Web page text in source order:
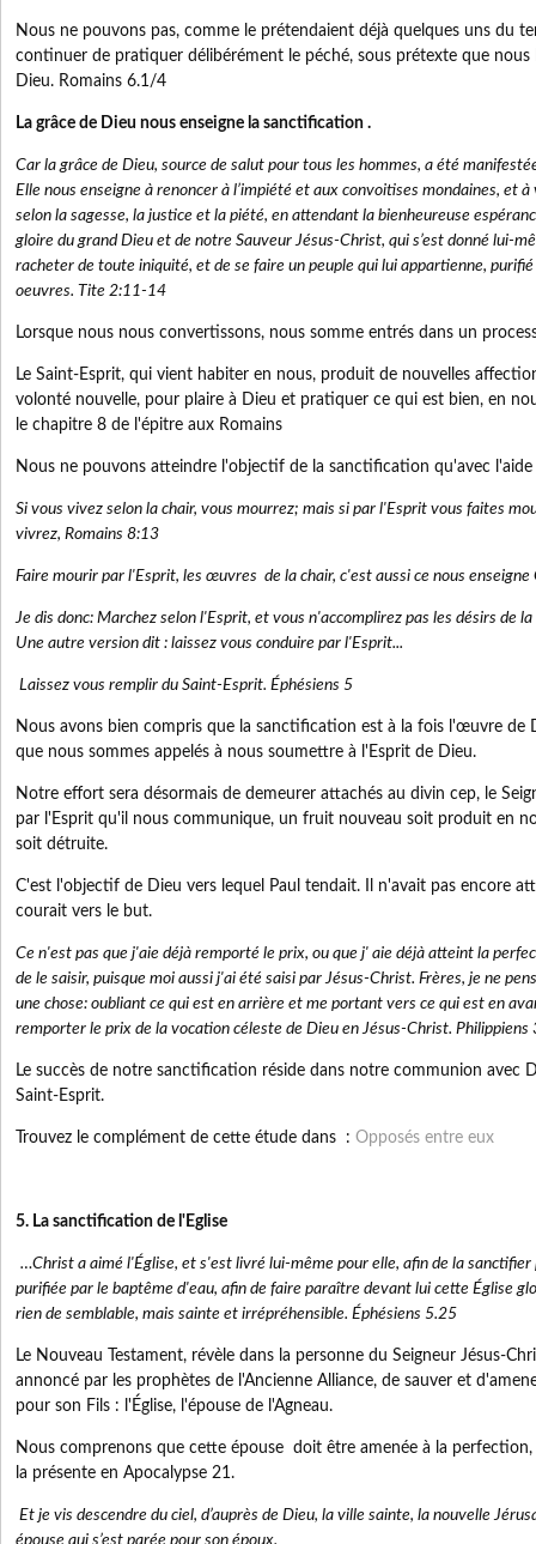
Nous ne pouvons pas, comme le prétendaient déjà quelques uns du
continuer de pratiquer délibérément le péché, sous prétexte que nous
Dieu. Romains 6.1/4
La grâce de Dieu nous enseigne la sanctification .
Car la grâce de Dieu, source de salut pour tous les hommes, a été
Elle nous enseigne à renoncer à l’impiété et aux convoitises mondaines, et
selon la sagesse, la justice et la piété, en attendant la bienheureuse
gloire du grand Dieu et de notre Sauveur Jésus-Christ, qui s’est donné lui-
racheter de toute iniquité, et de se faire un peuple qui lui appartienne,
oeuvres. Tite 2:11-14
Lorsque nous nous convertissons, nous somme entrés dans un
Le Saint-Esprit, qui vient habiter en nous, produit de nouvelles
volonté nouvelle, pour plaire à Dieu et pratiquer ce qui est bien, en
le chapitre 8 de l'épitre aux Romains
Nous ne pouvons atteindre l'objectif de la sanctification qu'avec
Si vous vivez selon la chair, vous mourrez; mais si par l'Esprit vous faites
vivrez, Romains 8:13
Faire mourir par l'Esprit, les œuvres de la chair, c'est aussi ce nous enseigne
Je dis donc: Marchez selon l'Esprit, et vous n'accomplirez pas les désirs de la
Une autre version dit : laissez vous conduire par l'Esprit...
Laissez vous remplir du Saint-Esprit. Éphésiens 5
Nous avons bien compris que la sanctification est à la fois l'œuvre de
que nous sommes appelés à nous soumettre à l'Esprit de Dieu.
Notre effort sera désormais de demeurer attachés au divin cep, le
par l'Esprit qu'il nous communique, un fruit nouveau soit produit en
soit détruite.
C'est l'objectif de Dieu vers lequel Paul tendait. Il n'avait pas encore
courait vers le but.
Ce n'est pas que j'aie déjà remporté le prix, ou que j' aie déjà atteint la
de le saisir, puisque moi aussi j'ai été saisi par Jésus-Christ. Frères, je ne
une chose: oubliant ce qui est en arrière et me portant vers ce qui est en
remporter le prix de la vocation céleste de Dieu en Jésus-Christ. Philippiens
Le succès de notre sanctification réside dans notre communion avec
Saint-Esprit.
Trouvez le complément de cette étude dans : Opposés entre eux
5. La sanctification de l'Eglise
…Christ a aimé l'Église, et s'est livré lui-même pour elle, afin de la
purifiée par le baptême d'eau, afin de faire paraître devant lui cette Église
rien de semblable, mais sainte et irrépréhensible. Éphésiens 5.25
Le Nouveau Testament, révèle dans la personne du Seigneur Jésus-
annoncé par les prophètes de l'Ancienne Alliance, de sauver et
pour son Fils : l'Église, l'épouse de l'Agneau.
Nous comprenons que cette épouse doit être amenée à la
la présente en Apocalypse 21.
Et je vis descendre du ciel, d’auprès de Dieu, la ville sainte, la nouvelle
épouse qui s’est parée pour son époux.